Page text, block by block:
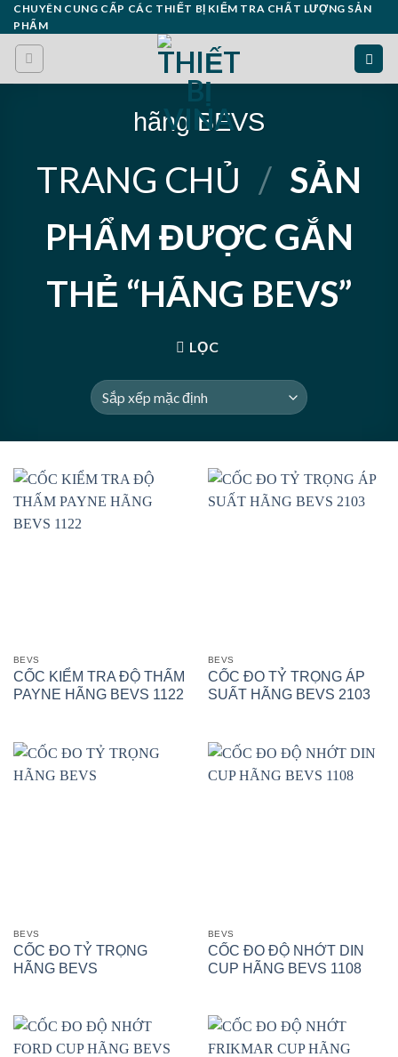
Skip
to
content
CHUYÊN CUNG CẤP CÁC THIẾT BỊ KIỂM TRA CHẤT LƯỢNG SẢN
PHẨM
hãng BEVS
TRANG CHỦ / SẢN
PHẨM ĐƯỢC GẮN
THẺ “HÃNG BEVS”
LỌC
BEVS
CỐC KIỂM TRA ĐỘ THẤM
PAYNE HÃNG BEVS 1122
BEVS
CỐC ĐO TỶ TRỌNG ÁP
SUẤT HÃNG BEVS 2103
BEVS
CỐC ĐO TỶ TRỌNG
HÃNG BEVS
BEVS
CỐC ĐO ĐỘ NHỚT DIN
CUP HÃNG BEVS 1108